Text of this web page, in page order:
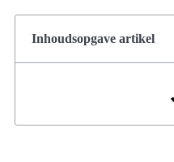
Inhoudsopgave artikel